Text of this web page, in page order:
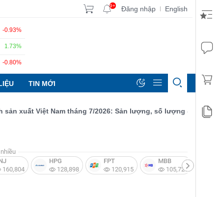
9+ Đăng nhập | English
-0.93%
1.73%
-0.80%
TIN MỚI
xuất Việt Nam tháng 7/2026: Sản lượng, số lượng đơn đặt hàng
160,804
HPG
128,898
FPT
120,915
MBB
105,721